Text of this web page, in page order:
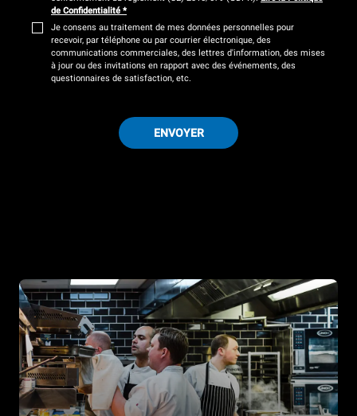
de Confidentialité *
Je consens au traitement de mes données personnelles pour
recevoir, par téléphone ou par courrier électronique, des
communications commerciales, des lettres d'information, des mises
à jour ou des invitations en rapport avec des événements, des
questionnaires de satisfaction, etc.
ENVOYER